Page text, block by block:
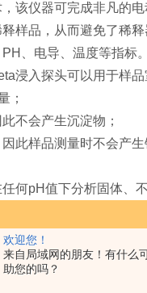
欢迎您！
来自局域网的朋友！有什么
助您的吗？
该仪器可完成非凡的
样品，从而避免了稀
、电导、温度等指标
浸入探头可以用于样品
；
不会产生沉淀物；
此样品测量时不会产生
何pH值下分析固体、
系，分散系浓度范围从
电脑控制、自动测量
仪原液测试